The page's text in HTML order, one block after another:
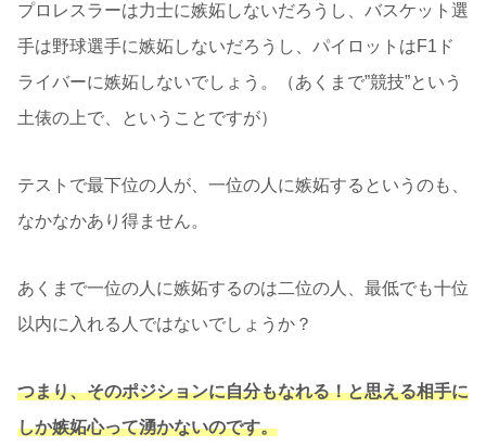
プロレスラーは力士に嫉妬しないだろうし、バスケット選
手は野球選手に嫉妬しないだろうし、パイロットはF1ド
ライバーに嫉妬しないでしょう。（あくまで”競技”という
土俵の上で、ということですが）
テストで最下位の人が、一位の人に嫉妬するというのも、
なかなかあり得ません。
あくまで一位の人に嫉妬するのは二位の人、最低でも十位
以内に入れる人ではないでしょうか？
つまり、そのポジションに自分もなれる！と思える相手に
しか嫉妬心って湧かないのです。